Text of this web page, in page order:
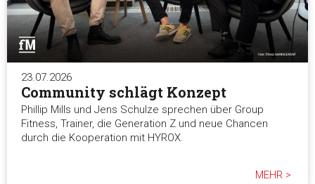
23.07.2026
Community schlägt Konzept
Phillip Mills und Jens Schulze sprechen über Group
Fitness, Trainer, die Generation Z und neue Chancen
durch die Kooperation mit HYROX.
MEHR >